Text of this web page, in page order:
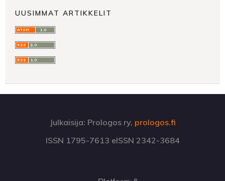
UUSIMMAT ARTIKKELIT
Julkaisija: Prologos ry, prologos.fi
ISSN 1795-7613 eISSN 2342-3684